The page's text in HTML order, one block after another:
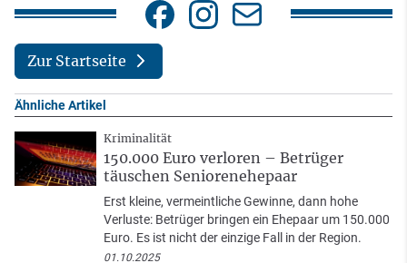
Zur Startseite
Ähnliche Artikel
Kriminalität
150.000 Euro verloren – Betrüger
täuschen Seniorenehepaar
Erst kleine, vermeintliche Gewinne, dann hohe
Verluste: Betrüger bringen ein Ehepaar um 150.000
Euro. Es ist nicht der einzige Fall in der Region.
01.10.2025